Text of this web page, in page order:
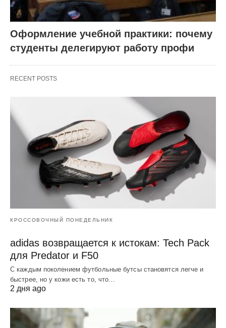
Оформление учебной практики: почему
студенты делегируют работу профи
RECENT POSTS
КРОССОВОЧНЫЙ ПОНЕДЕЛЬНИК
adidas возвращается к истокам: Tech Pack
для Predator и F50
С каждым поколением футбольные бутсы становятся легче и
быстрее, но у кожи есть то, что…
2 дня ago